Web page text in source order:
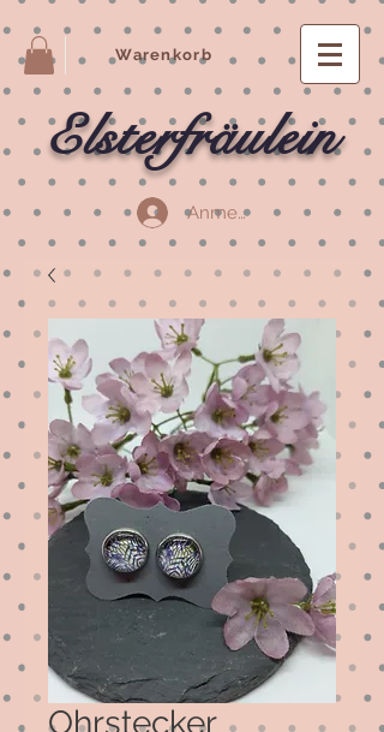
Warenkorb
Elsterfräulein
Anmelden
Ohrstecker